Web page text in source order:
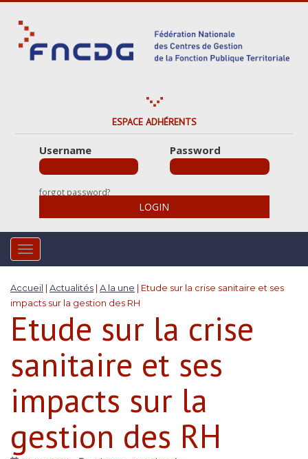
e
ESPACE ADHÉRENTS
Username Password
forgot password?
LOGIN
TOGGLE NAVIGATION
Accueil | Actualités | A la une | Etude sur la crise sanitaire et ses
impacts sur la gestion des RH
Etude sur la crise
sanitaire et ses
impacts sur la
gestion des RH